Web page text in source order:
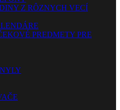
Z RÔZNYCH VECÍ
PREDMETY PRE